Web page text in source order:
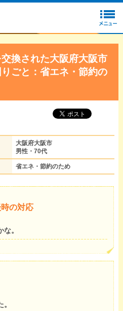
換された大阪府大阪市
ごと：省エネ・節約の
大阪府大阪市
男性・70代
省エネ・節約のため
の対応
。